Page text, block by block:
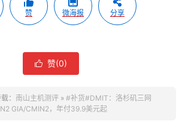
赞 微海报 分享
 赞(0)
： 南山主机测评» #补货#DMIT：洛杉矶三网
GIA/CMIN2，年付39.9美元起